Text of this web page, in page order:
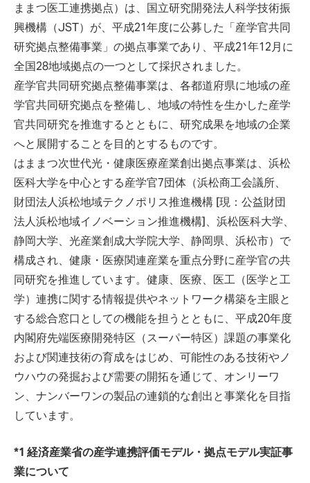
ままつ医工連携拠点）は、国立研究開発法人科学技術振
興機構（JST）が、平成21年度に公募した「産学官共同
研究拠点整備事業」の拠点事業であり、平成21年12月に
全国28地域拠点の一つとして採択されました。
産学官共同研究拠点整備事業は、各都道府県に地域の産
学官共同研究拠点を整備し、地域の特性を生かした産学
官共同研究を推進するとともに、研究成果を地域の企業
へと展開することを目的とするものです。
はままつ次世代光・健康医療産業創出拠点事業は、浜松
医科大学を中心とする産学官7団体（浜松商工会議所、
財団法人浜松地域テクノポリス推進機構 [現：公益財団
法人浜松地域イノベーション推進機構]、浜松医科大学、
静岡大学、光産業創成大学院大学、静岡県、浜松市）で
構成され、健康・医療関連産業を重点分野に産学官の共
同研究を推進しています。健康、医療、医工（医学と工
学）連携に関する情報提供やネットワーク構築を主眼と
する総合窓口としての機能を担うとともに、平成20年度
内閣府先端医療開発特区（スーパー特区）課題の事業化
および関連技術の育成をはじめ、可能性のある技術やノ
ウハウの発掘および需要の開拓を通じて、オンリーワ
ン、ナンバーワンの製品の連鎖的な創出と事業化を目指
しています。
*1 経済産業省の産学連携評価モデル・拠点モデル実証事
業について